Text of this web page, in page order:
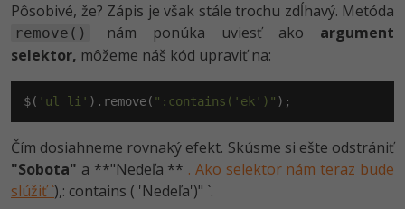
Pôsobivé, že? Zápis je však stále trochu zdĺhavý. Metóda
remove() nám ponúka uviesť ako argument
selektor, môžeme náš kód upraviť na:
$( 'ul li' ).remove( ":contains('ek')" );
Čím dosiahneme rovnaký efekt. Skúsme si ešte odstrániť
"Sobota" a **"Nedeľa ** . Ako selektor nám teraz bude
slúžiť `),: contains ( 'Nedeľa')" `.